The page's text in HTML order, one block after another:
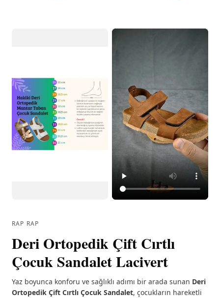
RAP RAP
Deri Ortopedik Çift Cırtlı
Çocuk Sandalet Lacivert
Yaz boyunca konforu ve sağlıklı adımı bir arada sunan Deri
Ortopedik Çift Cırtlı Çocuk Sandalet, çocukların hareketli